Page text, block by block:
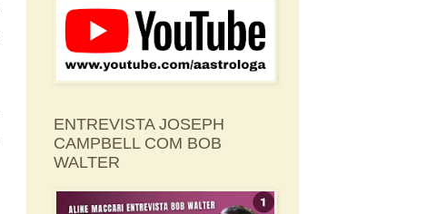
ENTREVISTA JOSEPH
CAMPBELL COM BOB
WALTER